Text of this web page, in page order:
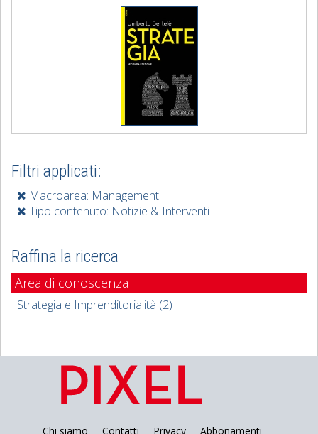
Filtri applicati:
Macroarea: Management
Tipo contenuto: Notizie & Interventi
Raffina la ricerca
Area di conoscenza
Strategia e Imprenditorialità (2)
Chi siamo Contatti Privacy Abbonamenti